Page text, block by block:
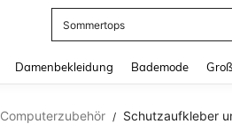
Sommertops
Damenbekleidung Bademode
Computerzubehör / Schutzaufkleber